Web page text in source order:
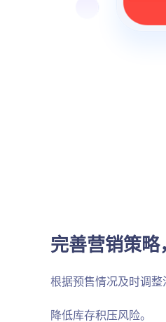
完善营销策
根据预售情况及时调整
降低库存积压风险。